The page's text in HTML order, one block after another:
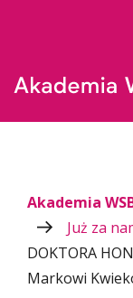
Akademia
Już za
DOKTORA
Markowi